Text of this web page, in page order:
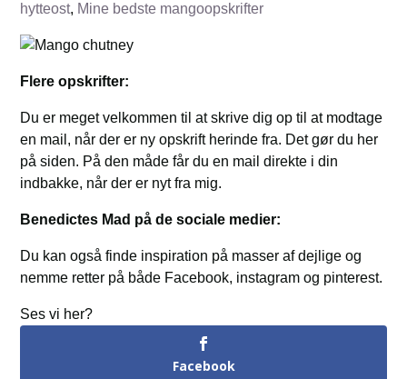
hytteost, Mine bedste mangoopskrifter
Flere opskrifter:
Du er meget velkommen til at skrive dig op til at modtage
en mail, når der er ny opskrift herinde fra. Det gør du her
på siden. På den måde får du en mail direkte i din
indbakke, når der er nyt fra mig.
Benedictes Mad på de sociale medier:
Du kan også finde inspiration på masser af dejlige og
nemme retter på både Facebook, instagram og pinterest.
Ses vi her?
Facebook